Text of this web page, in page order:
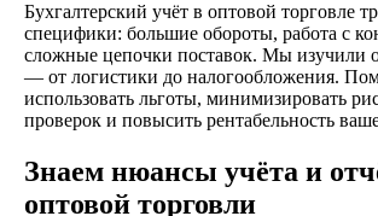
Бухгалтерский учёт в оптовой торговле
специфики: большие обороты, работа с
сложные цепочки поставок. Мы изучили
— от логистики до налогообложения.
использовать льготы, минимизировать
проверок и повысить рентабельность
Знаем нюансы учёта и
оптовой торговли